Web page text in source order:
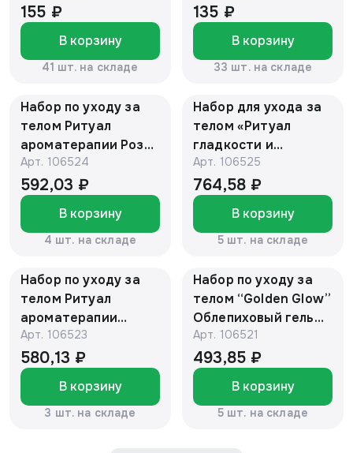
you, 20 шт
155 ₽
В корзину
41 шт. на складе
135 ₽
В корзину
33 шт. на складе
Набор по уходу за
телом Ритуал
ароматерапии Роза-
Жасмин» Гель-масло
для душа Роза-
Жасмин
450мл,баттер-мусс
для тела Роза-
Арт. 106524
592,03 ₽
В корзину
4 шт. на складе
Набор для ухода за
телом «Ритуал
гладкости и
питания» Сакская
соль Recovery 650 г,
скраб для тела
Recovery 250
мл,крем для рук,
пяток Recovery, 250
мл
Арт. 106525
764,58 ₽
В корзину
5 шт. на складе
Набор по уходу за
телом Ритуал
ароматерапии
Сантал-
Ветивер»Гель-масло
для душа Сантал-
Ветивер 450мл,
баттер-мусс для
Арт. 106523
580,13 ₽
В корзину
3 шт. на складе
Набор по уходу за
телом “Golden Glow”
Облепиховый гель
для душа с
ферментами ржи
470мл,баттер-мусс
для тела Розовое
дерево -Литсея
Арт. 106521
493,85 ₽
В корзину
5 шт. на складе